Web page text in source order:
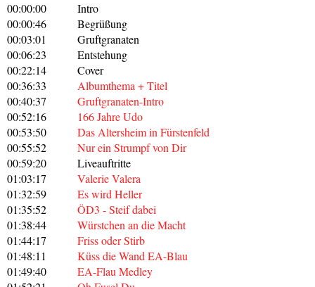
00:00:00
Intro
00:00:46
Begrüßung
00:03:01
Gruftgranaten
00:06:23
Entstehung
00:22:14
Cover
00:36:33
Albumthema + Titel
00:40:37
Gruftgranaten-Intro
00:52:16
166 Jahre Udo
00:53:50
Das Altersheim in Fürstenfeld
00:55:52
Nur ein Strumpf von Dir
00:59:20
Liveauftritte
01:03:17
Valerie Valera
01:32:59
Es wird Heller
01:35:52
ÖD3 - Steif dabei
01:38:44
Würstchen an die Macht
01:44:17
Friss oder Stirb
01:48:11
Küss die Wand EA-Blau
01:49:40
EA-Flau Medley